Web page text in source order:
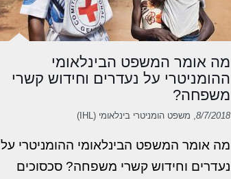
מה אומר המשפט הבינלאומי
ההומניטרי על נעדרים וחידוש קשרי
משפחה?
8/7/2018, משפט הומניטרי בינלאומי (IHL)
מה אומר המשפט הבינלאומי ההומניטרי על
נעדרים וחידוש קשרי משפחה? סכסוכים